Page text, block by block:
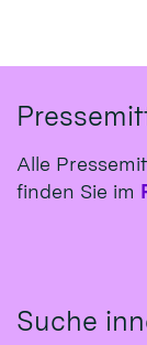
Alle
finden Sie im
Suche